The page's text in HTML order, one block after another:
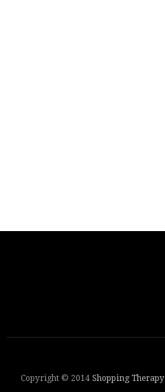
Copyright © 2014 Shopping Therapy